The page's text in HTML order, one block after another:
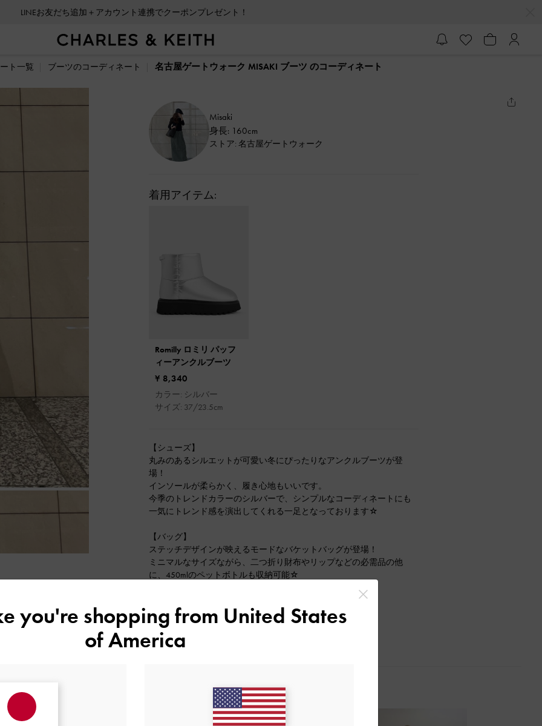
LINEお友だち追加＋アカウント連携でクーポンプレゼント！
ト一覧 ブーツのコーディネート 名古屋ゲートウォーク MISAKI ブーツ のコーディネート
Misaki
身長: 160cm
ストア: 名古屋ゲートウォーク
着用アイテム:
Romilly ロミリ パッフ
ィーアンクルブーツ
¥ 8,340
カラー: シルバー
サイズ: 37/23.5cm
【シューズ】
丸みのあるシルエットが可愛い冬にぴったりなアンクルブーツが登
場！
インソールが柔らかく、履き心地もいいです。
今季のトレンドカラーのシルバーで、シンプルなコーディネートにも
一気にトレンド感を演出してくれる一足となっております☆
【バッグ】
ステッチデザインが映えるモードなバケットバッグが登場！
ミニマルなサイズながら、二つ折り財布やリップなどの必需品の他
に、450mlのペットボトルも収納可能☆
ストラップが調節できるので、お好きな長さにできます。
2023-12-26 にアップロード
you're shopping from United States
of America